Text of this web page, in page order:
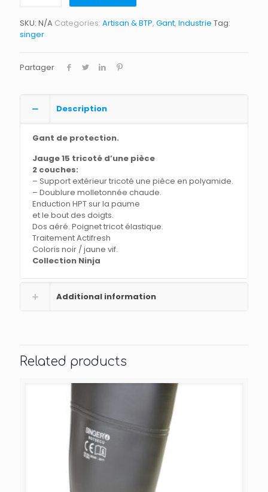
SKU: N/A Categories: Artisan & BTP, Gant, Industrie Tag:
singer
Partager
Description
Gant de protection.
Jauge 15 tricoté d’une pièce
2 couches:
– Support extérieur tricoté une pièce en polyamide.
– Doublure molletonnée chaude.
Enduction HPT sur la paume
et le bout des doigts.
Dos aéré. Poignet tricot élastique.
Traitement Actifresh
Coloris noir / jaune vif.
Collection Ninja
Additional information
Related products